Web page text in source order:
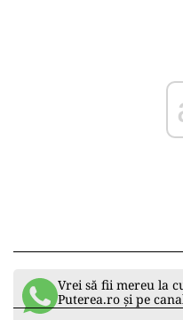
Vrei să fii mereu la
Puterea.ro și pe